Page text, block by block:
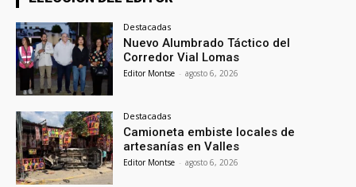
Destacadas
Nuevo Alumbrado Táctico del
Corredor Vial Lomas
Editor Montse - agosto 6, 2026
Destacadas
Camioneta embiste locales de
artesanías en Valles
Editor Montse - agosto 6, 2026